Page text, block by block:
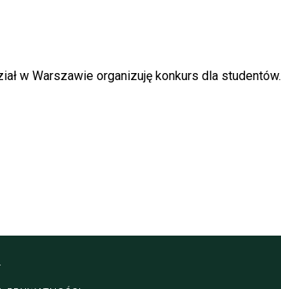
w Warszawie organizuję konkurs dla studentów.